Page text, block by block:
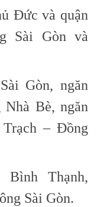
Đức và quận
Sài Gòn và
Gòn, ngăn
Bè, ngăn
– Đồng
Bình Thạnh,
Sài Gòn.